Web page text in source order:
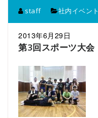
staff 社内イベント
2013年6月29日
第3回スポーツ大会